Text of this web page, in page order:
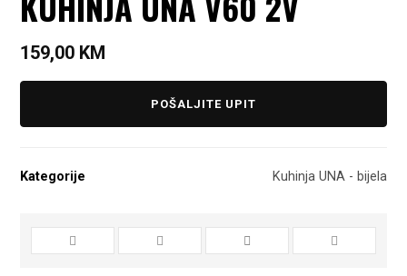
159,00 KM
POŠALJITE UPIT
Kategorije Kuhinja UNA - bijela